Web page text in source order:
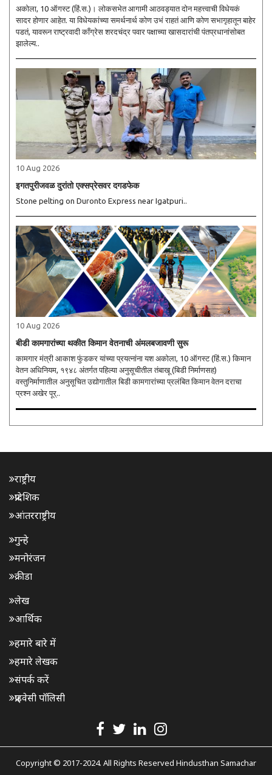
अकोला, 10 ऑगस्ट (हिं.स.)। लोकसभेत आगामी आठवड्यात दोन महत्त्वाची विधेयकं
सादर होणार आहेत. या विधेयकांच्या समर्थनार्थ कोण उभं राहतं आणि कोण सभागृहातून बाहेर
पडतं, यावरून राष्ट्रवादी काँग्रेस शरदचंद्र पवार पक्षाच्या खासदारांची पंतप्रधानांसोबत
झालेल्य..
10 Aug 2026
इगतपुरीजवळ दुरांतो एक्सप्रेसवर दगडफेक
Stone pelting on Duronto Express near Igatpuri..
10 Aug 2026
बीडी कामगारांच्या थकीत किमान वेतनाची अंमलबजावणी सुरू
कामगार मंत्री आकाश फुंडकर यांच्या प्रयत्नांना यश अकोला, 10 ऑगस्ट (हिं.स.) किमान
वेतन अधिनियम, १९४८ अंतर्गत पहिल्या अनुसूचीतील तंबाखू (बिडी निर्माणसह)
वस्तुनिर्माणातील अनुसूचित उद्योगातील बिडी कामगारांच्या प्रलंबित किमान वेतन दराचा
प्रश्न अखेर पूर्..
राष्ट्रीय
प्रादेशिक
आंतरराष्ट्रीय
गुन्हे
मनोरंजन
क्रीडा
लेख
आर्थिक
हमारे बारे में
हमारे लेखक
संपर्क करें
प्राइवेसी पॉलिसी
Copyright © 2017-2024. All Rights Reserved Hindusthan Samachar